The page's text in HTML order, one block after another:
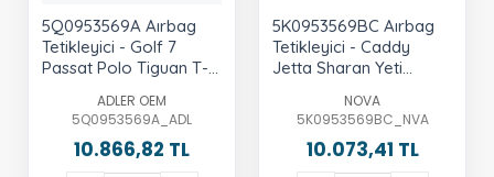
5Q0953569A Aırbag
Tetikleyici - Golf 7
Passat Polo Tiguan T-
Superb Caddy Octavia
ADLER OEM
5Q0953569A_ADL
10.866,82 TL
5K0953569BC Aırbag
Tetikleyici - Caddy
Jetta Sharan Yeti
NOVA
5K0953569BC_NVA
10.073,41 TL